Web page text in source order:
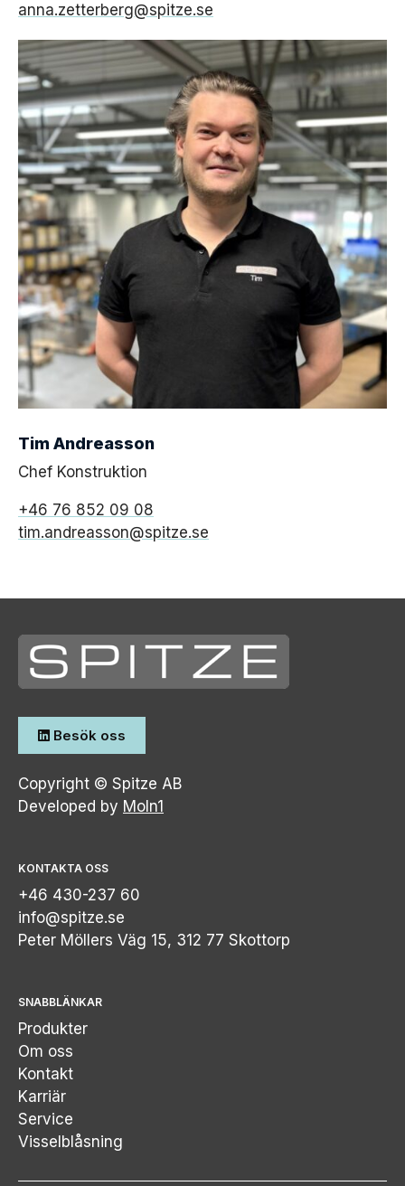
anna.zetterberg@spitze.se
Tim Andreasson
Chef Konstruktion
+46 76 852 09 08
tim.andreasson@spitze.se
Besök oss
Copyright © Spitze AB
Developed by Moln1
KONTAKTA OSS
+46 430-237 60
info@spitze.se
Peter Möllers Väg 15, 312 77 Skottorp
SNABBLÄNKAR
Produkter
Om oss
Kontakt
Karriär
Service
Visselblåsning